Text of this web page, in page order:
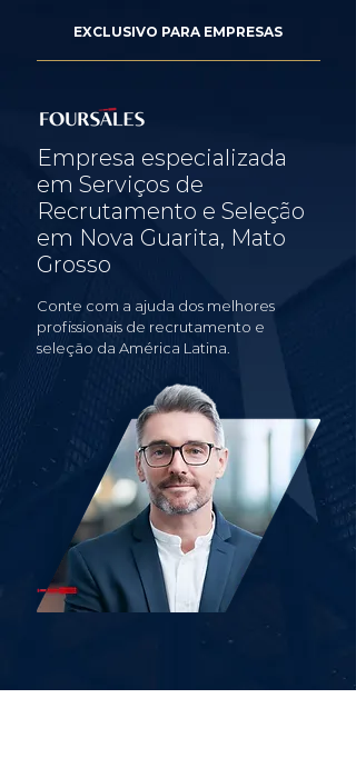
EXCLUSIVO PARA EMPRESAS
Empresa especializada
em Serviços de
Recrutamento e Seleção
em Nova Guarita, Mato
Grosso
Conte com a ajuda dos melhores
profissionais de recrutamento e
seleção da América Latina.